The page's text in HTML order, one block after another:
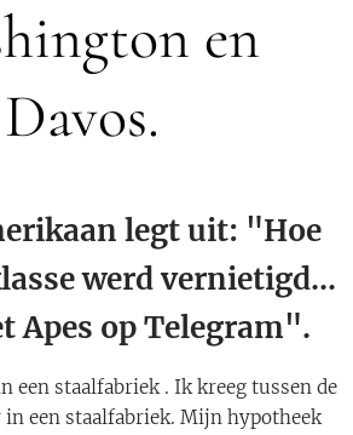
en
Davos.
legt uit: "Hoe
werd vernietigd...
Apes op Telegram".
een staalfabriek . Ik kreeg tussen de
in een staalfabriek. Mijn hypotheek